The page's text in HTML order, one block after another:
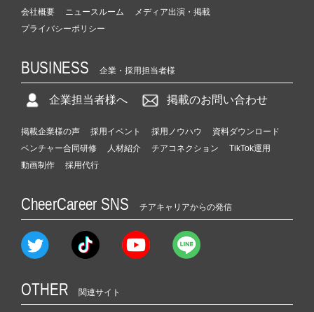
会社概要 ニュースルーム
メディア出演・掲載
プライバシーポリシー
BUSINESS 企業・採用担当者様
企業担当者様へ 掲載のお問い合わせ
掲載企業様の声 採用イベント 採用ノウハウ
資料ダウンロード
ベンチャー合同研修
人材紹介 チアコネクション
TikTok運用
動画制作
採用代行
CheerCareer SNS チアキャリアからの発信
OTHER 関連サイト